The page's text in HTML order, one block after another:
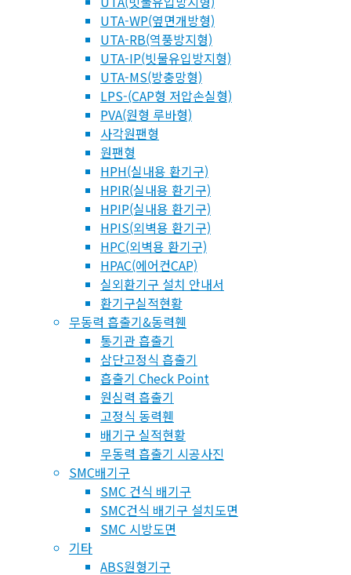
UTA-WP(옆면개방형)
UTA-RB(역풍방지형)
UTA-IP(빗물유입방지형)
UTA-MS(방충망형)
LPS-(CAP형 저압손실형)
PVA(원형 루바형)
사각원팬형
원팬형
HPH(실내용 환기구)
HPIR(실내용 환기구)
HPIP(실내용 환기구)
HPIS(외벽용 환기구)
HPC(외벽용 환기구)
HPAC(에어컨CAP)
실외환기구 설치 안내서
환기구실적현황
무동력 흡출기&동력휀
통기관 흡출기
삼단고정식 흡출기
흡출기 Check Point
원심력 흡출기
고정식 동력휀
배기구 실적현황
무동력 흡출기 시공사진
SMC배기구
SMC 건식 배기구
SMC건식 배기구 설치도면
SMC 시방도면
기타
ABS원형기구